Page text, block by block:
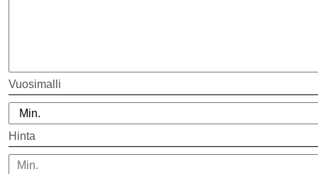
Vuosimalli
Hinta